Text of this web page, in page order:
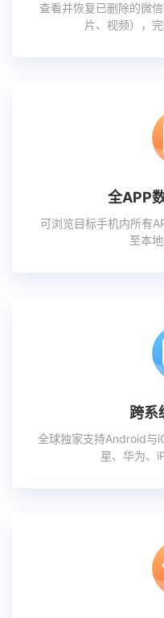
查看并恢复已删除的微
片、视频），
全APP
可浏览目标手机内所有
至本
跨系
全球独家支持Android与
星、华为、